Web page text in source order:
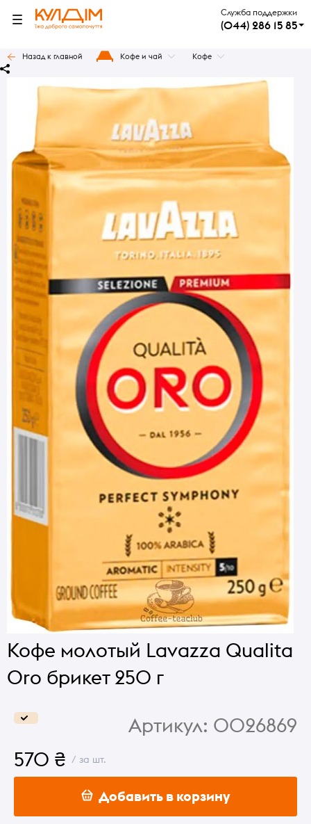
Служба поддержки
(044) 286 15 85
Назад к главной Кофе и чай Кофе
Кофе молотый Lavazza Qualita
Oro брикет 250 г
Артикул: 0026869
570 ₴ / за шт.
Добавить в корзину